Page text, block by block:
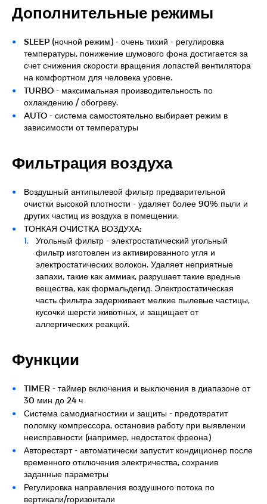
Дополнительные режимы
SLEEP (ночной режим) - очень тихий - регулировка
температуры, понижение шумового фона достигается за
счет снижения скорости вращения лопастей вентилятора
на комфортном для человека уровне.
TURBO - максимальная производительность по
охлаждению / обогреву.
AUTO - система самостоятельно выбирает режим в
зависимости от температуры
Фильтрация воздуха
Воздушный антипылевой фильтр предварительной
очистки высокой плотности - удаляет более 90% пыли и
других частиц из воздуха в помещении.
ТОНКАЯ ОЧИСТКА ВОЗДУХА:
Угольный фильтр - электростатический угольный
фильтр изготовлен из активированного угля и
электростатических волокон. Удаляет неприятные
запахи, такие как аммиак, разрушает такие вредные
вещества, как формальдегид. Электростатическая
часть фильтра задерживает мелкие пылевые частицы,
кусочки шерсти животных, и защищает от
аллергических реакций.
Функции
TIMER - таймер включения и выключения в диапазоне от
30 мин до 24 ч
Система самодиагностики и защиты - предотвратит
поломку компрессора, остановив работу при выявлении
неисправности (например, недостаток фреона)
Авторестарт - автоматически запустит кондиционер после
временного отключения электричества, сохранив
заданные параметры
Регулировка направления воздушного потока по
вертикали/горизонтали